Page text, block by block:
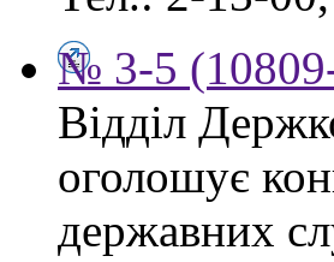
№ 3-5 (10809-
Відділ
оголошує
державних